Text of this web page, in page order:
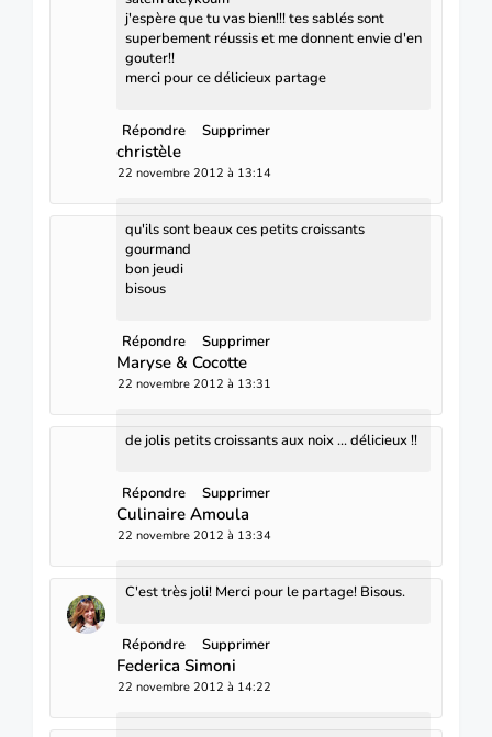
j'espère que tu vas bien!!! tes sablés sont
superbement réussis et me donnent envie d'en
gouter!!
merci pour ce délicieux partage
Répondre Supprimer
christèle
22 novembre 2012 à 13:14
qu'ils sont beaux ces petits croissants
gourmand
bon jeudi
bisous
Répondre Supprimer
Maryse & Cocotte
22 novembre 2012 à 13:31
de jolis petits croissants aux noix ... délicieux !!
Répondre Supprimer
Culinaire Amoula
22 novembre 2012 à 13:34
C'est très joli! Merci pour le partage! Bisous.
Répondre Supprimer
Federica Simoni
22 novembre 2012 à 14:22